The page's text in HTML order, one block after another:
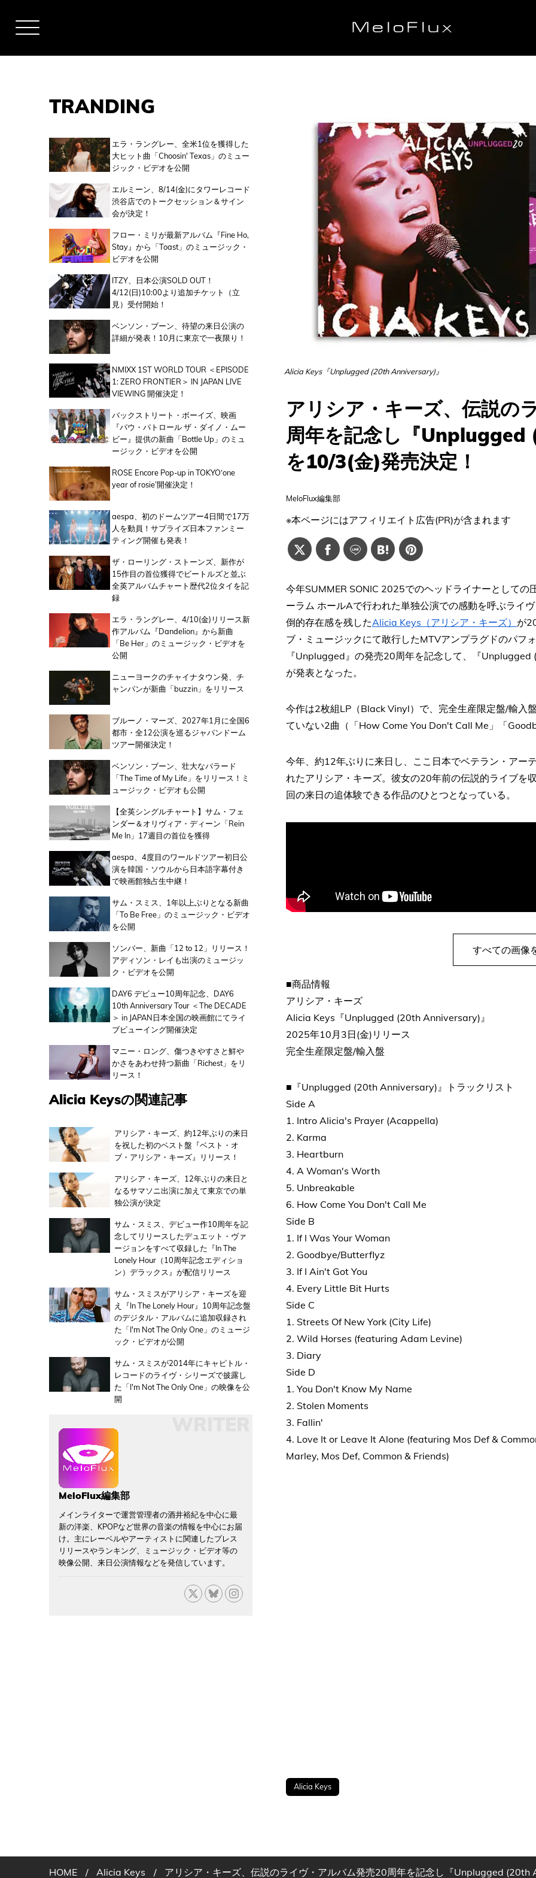
Alicia Keys『Unplugged (20th Anniversary)』
アリシア・キーズ、伝説の
周年を記念し『
を10/3(金)発売決定！
MeloFlux編集部
※本ページにはアフィリエイト広告(PR)が含まれます
今年SUMMER SONIC 2025でのヘッドライナーとして
ーラム ホールAで行われた単独公演での感動を呼ぶライ
倒的存在感を残したAlicia Keys（アリシア・キーズ） が
ブ・ミュージックにて敢行したMTVアンプラグドのパフ
『Unplugged』の発売20周年を記念して、『
が発表となった。
今作は2枚組LP（Black Vinyl）で、完全生産限定盤/輸入
ていない2曲（「How Come You Don't Call Me」「
今年、約12年ぶりに来日し、ここ日本でベテラン・アー
れたアリシア・キーズ。彼女の20年前の伝説的ライブ
回の来日の追体験できる作品のひとつとなっている。
すべての画像
■商品情報
アリシア・キーズ
Alicia Keys『Unplugged (20th Anniversary)』
2025年10月3日(金)リリース
完全生産限定盤/輸入盤
■『Unplugged (20th Anniversary)』トラックリスト
Side A
1. Intro Alicia's Prayer (Acappella)
2. Karma
3. Heartburn
4. A Woman's Worth
5. Unbreakable
6. How Come You Don't Call Me
Side B
1. If I Was Your Woman
2. Goodbye/Butterflyz
3. If I Ain't Got You
4. Every Little Bit Hurts
Side C
1. Streets Of New York (City Life)
2. Wild Horses (featuring Adam Levine)
3. Diary
Side D
1. You Don't Know My Name
2. Stolen Moments
3. Fallin'
4. Love It or Leave It Alone (featuring Mos Def &
Marley, Mos Def, Common & Friends)
Alicia Keys
TRANDING
エラ・ラングレー、全米1位を獲得した
大ヒット曲「Choosin' Texas」のミュー
ジック・ビデオを公開
エルミーン、8/14(金)にタワーレコード
渋谷店でのトークセッション＆サイン
会が決定！
フロー・ミリが最新アルバム『Fine Ho,
Stay』から「Toast」のミュージック・
ビデオを公開
ITZY、日本公演SOLD OUT！
4/12(日)10:00より追加チケット（立
見）受付開始！
ベンソン・ブーン、待望の来日公演の
詳細が発表！10月に東京で一夜限り！
NMIXX 1ST WORLD TOUR ＜EPISODE
1: ZERO FRONTIER＞ IN JAPAN LIVE
VIEWING 開催決定！
バックストリート・ボーイズ、映画
『パウ・パトロール ザ・ダイノ・ムー
ビー』提供の新曲「Bottle Up」のミュ
ージック・ビデオを公開
ROSE Encore Pop-up in TOKYO‘one
year of rosie’開催決定！
aespa、初のドームツアー4日間で17万
人を動員！サプライズ日本ファンミー
ティング開催も発表！
ザ・ローリング・ストーンズ、新作が
15作目の首位獲得でビートルズと並ぶ
全英アルバムチャート歴代2位タイを記
録
エラ・ラングレー、4/10(金)リリース新
作アルバム『Dandelion』から新曲
「Be Her」のミュージック・ビデオを
公開
ニューヨークのチャイナタウン発、チ
ャンパンが新曲「buzzin」をリリース
ブルーノ・マーズ、2027年1月に全国6
都市・全12公演を巡るジャパンドーム
ツアー開催決定！
ベンソン・ブーン、壮大なバラード
「The Time of My Life」をリリース！ミ
ュージック・ビデオも公開
【全英シングルチャート】サム・フェ
ンダー＆オリヴィア・ディーン「Rein
Me In」17週目の首位を獲得
aespa、4度目のワールドツアー初日公
演を韓国・ソウルから日本語字幕付き
で映画館独占生中継！
サム・スミス、1年以上ぶりとなる新曲
「To Be Free」のミュージック・ビデオ
を公開
ソンバー、新曲「12 to 12」リリース！
アディソン・レイも出演のミュージッ
ク・ビデオを公開
DAY6 デビュー10周年記念、DAY6
10th Anniversary Tour ＜The DECADE
＞ in JAPAN日本全国の映画館にてライ
ブビューイング開催決定
マニー・ロング、傷つきやすさと鮮や
かさをあわせ持つ新曲「Richest」をリ
リース！
Alicia Keysの関連記事
アリシア・キーズ、約12年ぶりの来日
を祝した初のベスト盤『ベスト・オ
ブ・アリシア・キーズ』リリース！
アリシア・キーズ、12年ぶりの来日と
なるサマソニ出演に加えて東京での単
独公演が決定
サム・スミス、デビュー作10周年を記
念してリリースしたデュエット・ヴァ
ージョンをすべて収録した『In The
Lonely Hour（10周年記念エディショ
ン）デラックス』が配信リリース
サム・スミスがアリシア・キーズを迎
え『In The Lonely Hour』10周年記念盤
のデジタル・アルバムに追加収録され
た「I'm Not The Only One」のミュージ
ック・ビデオが公開
サム・スミスが2014年にキャピトル・
レコードのライヴ・シリーズで披露し
た「I'm Not The Only One」の映像を公
開
MeloFlux編集部
メインライターで運営管理者の酒井裕紀を中心に最
新の洋楽、KPOPなど世界の音楽の情報を中心にお届
け。主にレーベルやアーティストに関連したプレス
リリースやランキング、ミュージック・ビデオ等の
映像公開、来日公演情報などを発信しています。
HOME / Alicia Keys / アリシア・キーズ、伝説のライヴ・アルバム発売20周年を記念し『Unplugged